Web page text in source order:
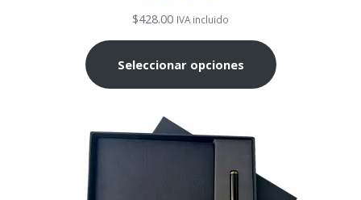
$428.00 IVA incluido
Seleccionar opciones